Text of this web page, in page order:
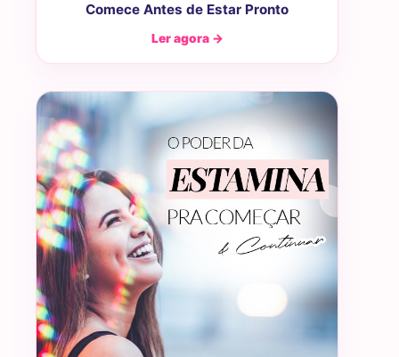
Comece Antes de Estar Pronto
Ler agora →